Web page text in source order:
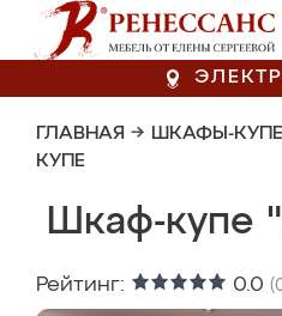
ГЛАВНАЯ → ШКАФЫ-КУПЕ
КУПЕ
Шкаф-купе
Рейтинг: 0.0 (